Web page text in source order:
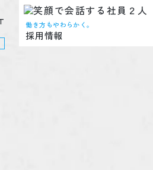
働き方もやわらかく。
採用情報